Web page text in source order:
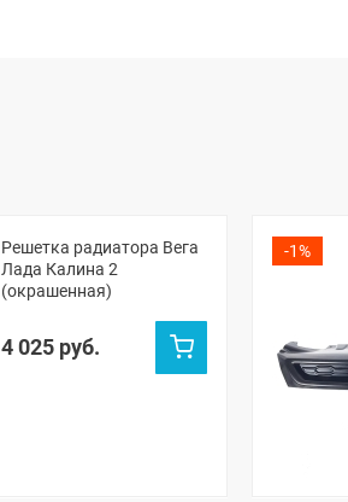
Решетка радиатора Вега
Лада Калина 2
(окрашенная)
4 025 руб.
-1%